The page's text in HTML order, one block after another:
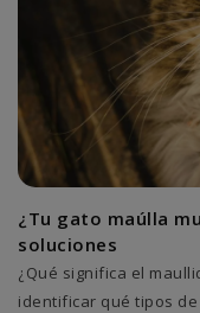
¿Tu gato maúlla
soluciones
¿Qué significa el
identificar qué tipos de